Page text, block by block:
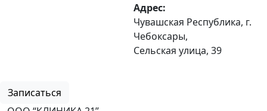
Адрес:
Чувашская Республика, г.
Чебоксары,
Сельская улица, 39
Записаться